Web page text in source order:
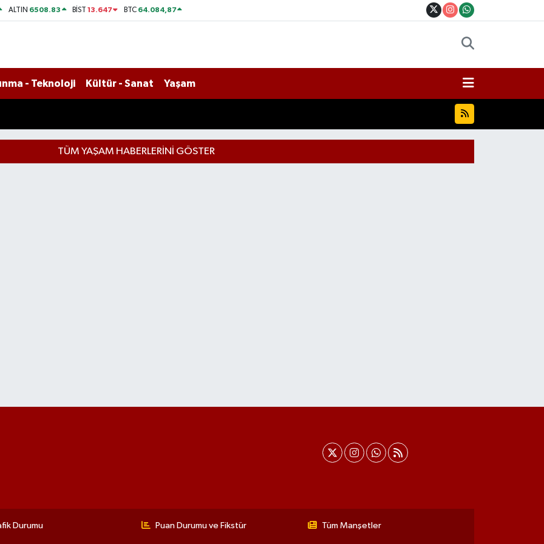
ALTIN 6508.83 BİST13.647 BTC 64.084,87
- Teknoloji Kültür - Sanat Yaşam
TÜM YAŞAM HABERLERINI GÖSTER
Durumu Puan Durumu ve Fikstür Tüm Manşetler